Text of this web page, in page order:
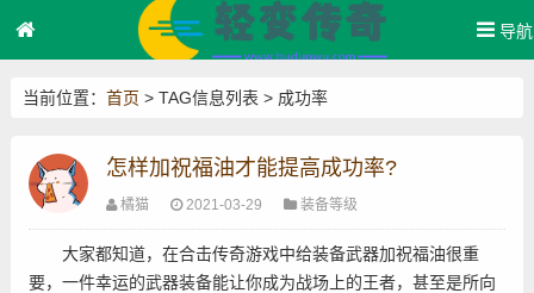
导航
当前位置： 首页 > TAG信息列表 > 成功率
怎样加祝福油才能提高成功率?
橘猫 2021-03-29 装备等级
大家都知道，在合击传奇游戏中给装备武器加祝福油很重
要，一件幸运的武器装备能让你成为战场上的王者，甚至是所向